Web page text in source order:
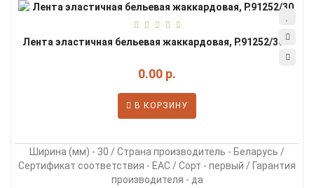
Лента эластичная бельевая жаккардовая, Р.91252/30...
0.00 р.
В КОРЗИНУ
Ширина (мм) - 30 / Страна производитель - Беларусь /
Сертификат соответствия - EAC / Сорт - первый / Гарантия
производителя - да